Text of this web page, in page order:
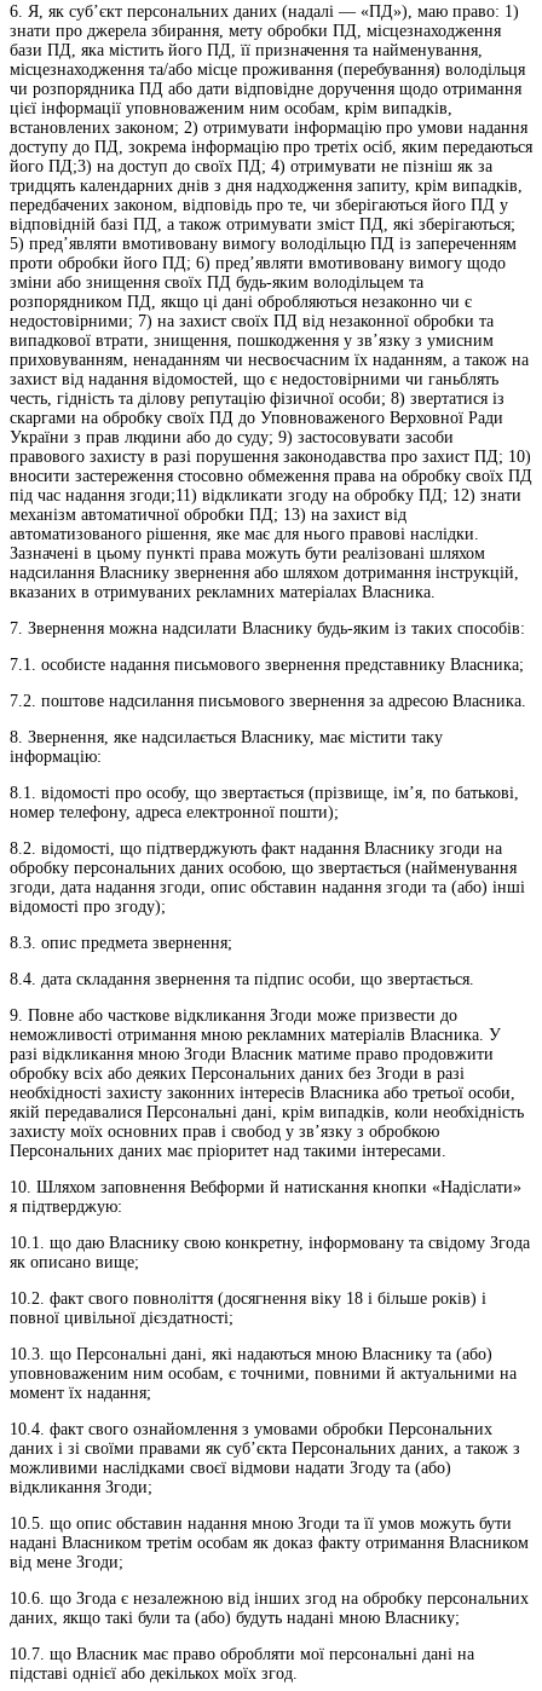
6. Я, як суб’єкт персональних даних (надалі — «ПД»), маю право: 1)
знати про джерела збирання, мету обробки ПД, місцезнаходження
бази ПД, яка містить його ПД, її призначення та найменування,
місцезнаходження та/або місце проживання (перебування) володільця
чи розпорядника ПД або дати відповідне доручення щодо отримання
цієї інформації уповноваженим ним особам, крім випадків,
встановлених законом; 2) отримувати інформацію про умови надання
доступу до ПД, зокрема інформацію про третіх осіб, яким передаються
його ПД;3) на доступ до своїх ПД; 4) отримувати не пізніш як за
тридцять календарних днів з дня надходження запиту, крім випадків,
передбачених законом, відповідь про те, чи зберігаються його ПД у
відповідній базі ПД, а також отримувати зміст ПД, які зберігаються;
5) пред’являти вмотивовану вимогу володільцю ПД із запереченням
проти обробки його ПД; 6) пред’являти вмотивовану вимогу щодо
зміни або знищення своїх ПД будь-яким володільцем та
розпорядником ПД, якщо ці дані обробляються незаконно чи є
недостовірними; 7) на захист своїх ПД від незаконної обробки та
випадкової втрати, знищення, пошкодження у зв’язку з умисним
приховуванням, ненаданням чи несвоєчасним їх наданням, а також на
захист від надання відомостей, що є недостовірними чи ганьблять
честь, гідність та ділову репутацію фізичної особи; 8) звертатися із
скаргами на обробку своїх ПД до Уповноваженого Верховної Ради
України з прав людини або до суду; 9) застосовувати засоби
правового захисту в разі порушення законодавства про захист ПД; 10)
вносити застереження стосовно обмеження права на обробку своїх ПД
під час надання згоди;11) відкликати згоду на обробку ПД; 12) знати
механізм автоматичної обробки ПД; 13) на захист від
автоматизованого рішення, яке має для нього правові наслідки.
Зазначені в цьому пункті права можуть бути реалізовані шляхом
надсилання Власнику звернення або шляхом дотримання інструкцій,
вказаних в отримуваних рекламних матеріалах Власника.
7. Звернення можна надсилати Власнику будь-яким із таких способів:
7.1. особисте надання письмового звернення представнику Власника;
7.2. поштове надсилання письмового звернення за адресою Власника.
8. Звернення, яке надсилається Власнику, має містити таку
інформацію:
8.1. відомості про особу, що звертається (прізвище, ім’я, по батькові,
номер телефону, адреса електронної пошти);
8.2. відомості, що підтверджують факт надання Власнику згоди на
обробку персональних даних особою, що звертається (найменування
згоди, дата надання згоди, опис обставин надання згоди та (або) інші
відомості про згоду);
8.3. опис предмета звернення;
8.4. дата складання звернення та підпис особи, що звертається.
9. Повне або часткове відкликання Згоди може призвести до
неможливості отримання мною рекламних матеріалів Власника. У
разі відкликання мною Згоди Власник матиме право продовжити
обробку всіх або деяких Персональних даних без Згоди в разі
необхідності захисту законних інтересів Власника або третьої особи,
якій передавалися Персональні дані, крім випадків, коли необхідність
захисту моїх основних прав і свобод у зв’язку з обробкою
Персональних даних має пріоритет над такими інтересами.
10. Шляхом заповнення Вебформи й натискання кнопки «Надіслати»
я підтверджую:
10.1. що даю Власнику свою конкретну, інформовану та свідому Згода
як описано вище;
10.2. факт свого повноліття (досягнення віку 18 і більше років) і
повної цивільної дієздатності;
10.3. що Персональні дані, які надаються мною Власнику та (або)
уповноваженим ним особам, є точними, повними й актуальними на
момент їх надання;
10.4. факт свого ознайомлення з умовами обробки Персональних
даних і зі своїми правами як суб’єкта Персональних даних, а також з
можливими наслідками своєї відмови надати Згоду та (або)
відкликання Згоди;
10.5. що опис обставин надання мною Згоди та її умов можуть бути
надані Власником третім особам як доказ факту отримання Власником
від мене Згоди;
10.6. що Згода є незалежною від інших згод на обробку персональних
даних, якщо такі були та (або) будуть надані мною Власнику;
10.7. що Власник має право обробляти мої персональні дані на
підставі однієї або декількох моїх згод.